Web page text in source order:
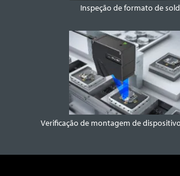
Inspeção de formato de
Verificação de montagem de